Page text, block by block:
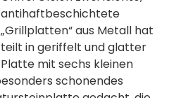
antihaftbeschichtete
„Grillplatten“ aus Metall hat
in geriffelt und glatter
mit sechs kleinen
schonendes